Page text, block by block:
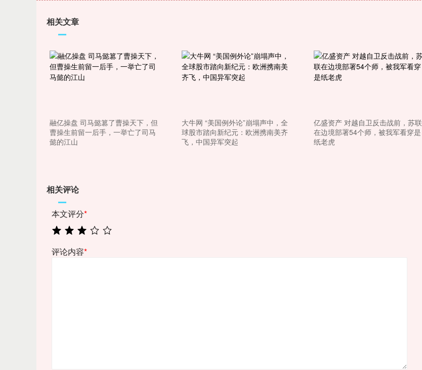
相关文章
融亿操盘 司马懿篡了曹操天下，但
曹操生前留一后手，一举亡了司马
懿的江山
大牛网 “美国例外论”崩塌声中，全
球股市踏向新纪元：欧洲携南美齐
飞，中国异军突起
亿盛资产 对越自卫反击战前，苏联
在边境部署54个师，被我军看穿是
纸老虎
相关评论
本文评分*
评论内容*